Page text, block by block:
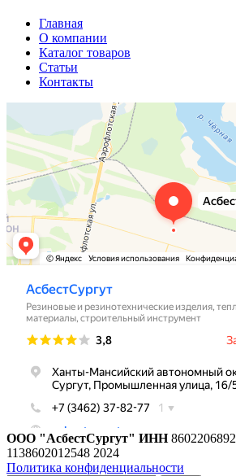
Главная
О компании
Каталог товаров
Статьи
Контакты
ООО "АсбестСургут" ИНН8602206892
1138602012548 2024
Политика конфиденциальности